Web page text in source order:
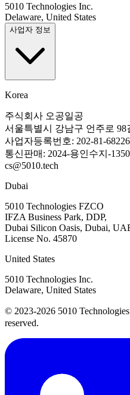
5010 Technologies Inc.
Delaware, United States
사업자 정보
Korea
주식회사 오공일공
서울특별시 강남구 언주로 98
사업자등록번호: 202-81-68226
통신판매: 2024-용인수지-1350
cs@5010.tech
Dubai
5010 Technologies FZCO
IFZA Business Park, DDP,
Dubai Silicon Oasis, Dubai,
License No. 45870
United States
5010 Technologies Inc.
Delaware, United States
© 2023-2026 5010
reserved.